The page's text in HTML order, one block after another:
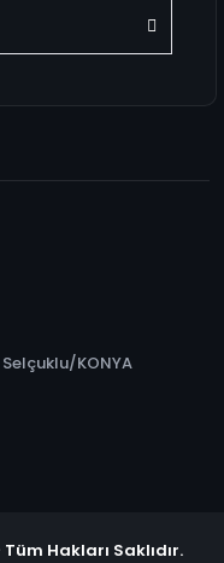
KONYA
Hakları Saklıdır.